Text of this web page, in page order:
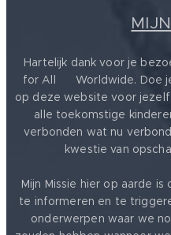
Hartelijk dank voor je
for All ❤️ Worldwide. Doe
op deze website voor
alle toekomstige
verbonden wat nu
kwestie van
Mijn Missie hier op aarde
te informeren en te
onderwerpen waar we